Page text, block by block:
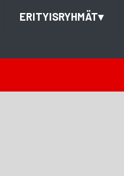
ERITYISRYHMÄT▾